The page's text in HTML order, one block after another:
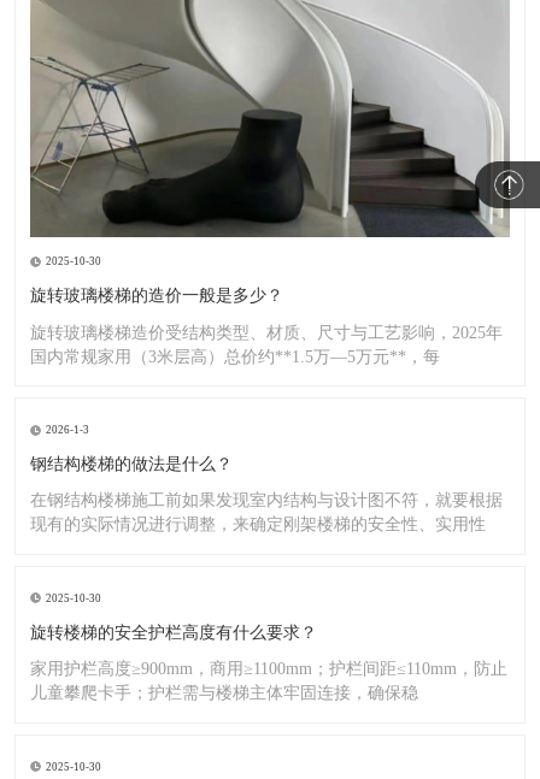
2025-10-30
旋转玻璃楼梯的造价一般是多少？
旋转玻璃楼梯造价受结构类型、材质、尺寸与工艺影响，2025年
国内常规家用（3米层高）总价约**1.5万—5万元**，每
2026-1-3
钢结构楼梯的做法是什么？
在钢结构楼梯施工前如果发现室内结构与设计图不符，就要根据
现有的实际情况进行调整，来确定刚架楼梯的安全性、实用性
2025-10-30
旋转楼梯的安全护栏高度有什么要求？
家用护栏高度≥900mm，商用≥1100mm；护栏间距≤110mm，防止
儿童攀爬卡手；护栏需与楼梯主体牢固连接，确保稳
2025-10-30